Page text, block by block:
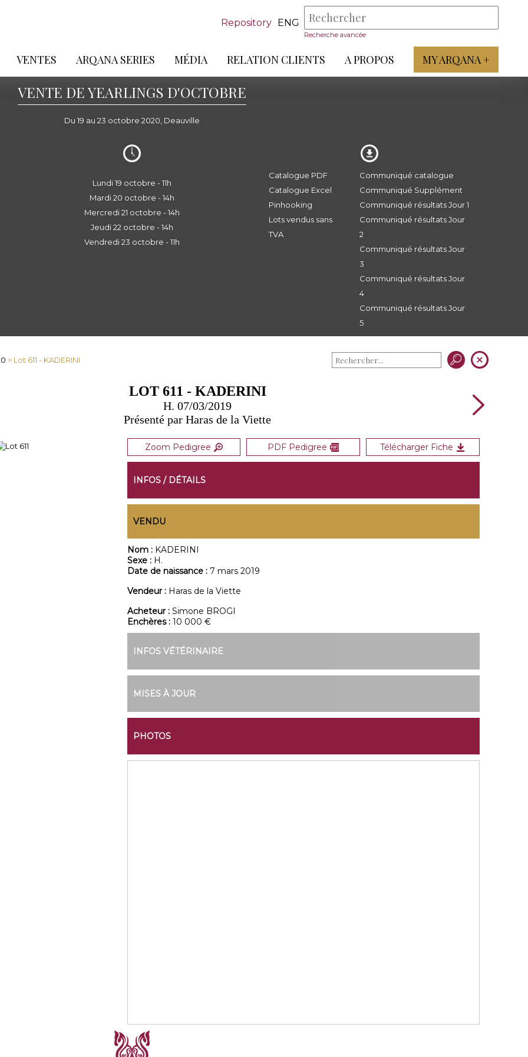
Repository ENG
Recherche avancée
VENTES ARQANA SERIES MÉDIA RELATION CLIENTS A PROPOS MY ARQANA +
VENTE DE YEARLINGS D'OCTOBRE
Du 19 au 23 octobre 2020, Deauville
Lundi 19 octobre - 11h
Mardi 20 octobre - 14h
Mercredi 21 octobre - 14h
Jeudi 22 octobre - 14h
Vendredi 23 octobre - 11h
Catalogue PDF
Catalogue Excel
Pinhooking
Lots vendus sans
TVA
Communiqué catalogue
Communiqué Supplément
Communiqué résultats Jour 1
Communiqué résultats Jour
2
Communiqué résultats Jour
3
Communiqué résultats Jour
4
Communiqué résultats Jour
5
> Lot 611 - KADERINI
LOT 611 - KADERINI
H. 07/03/2019
Présenté par Haras de la Viette
Zoom Pedigree PDF Pedigree Télécharger Fiche
INFOS / DÉTAILS
VENDU
Nom : KADERINI
Sexe : H.
Date de naissance : 7 mars 2019
Vendeur : Haras de la Viette
Acheteur : Simone BROGI
Enchères : 10 000 €
INFOS VÉTÉRINAIRE
MISES À JOUR
PHOTOS